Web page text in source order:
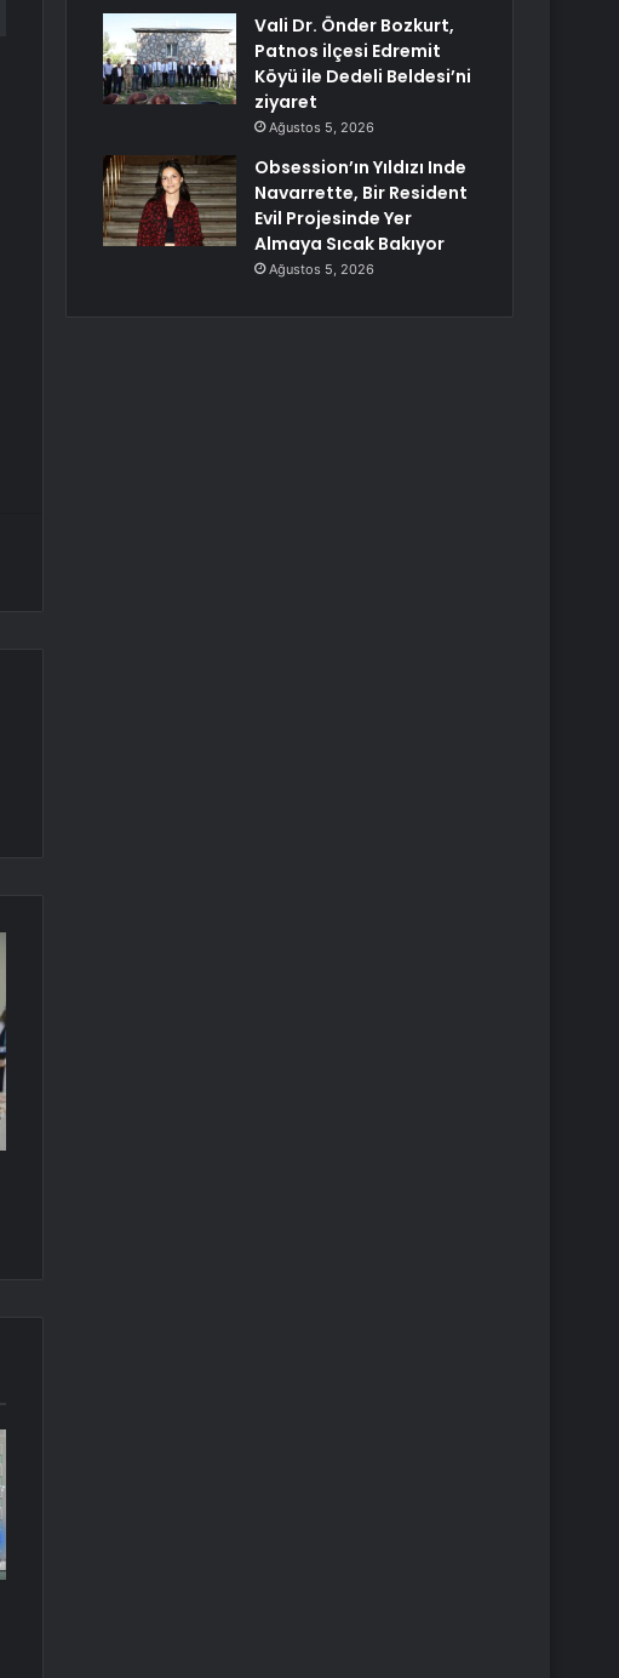
Vali Dr. Önder Bozkurt,
Patnos ilçesi Edremit
Köyü ile Dedeli Beldesi’ni
ziyaret
Ağustos 5, 2026
Obsession’ın Yıldızı Inde
Navarrette, Bir Resident
Evil Projesinde Yer
Almaya Sıcak Bakıyor
Ağustos 5, 2026